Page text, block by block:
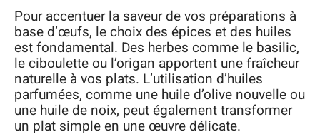
Pour accentuer la saveur de vos préparations à
base d’œufs, le choix des épices et des huiles
est fondamental. Des herbes comme le basilic,
le ciboulette ou l’origan apportent une fraîcheur
naturelle à vos plats. L’utilisation d’huiles
parfumées, comme une huile d’olive nouvelle ou
une huile de noix, peut également transformer
un plat simple en une œuvre délicate.